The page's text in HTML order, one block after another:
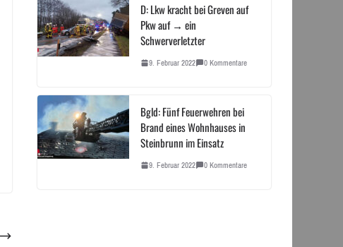
D: Lkw kracht bei Greven auf
Pkw auf → ein
Schwerverletzter
9. Februar 2022 0 Kommentare
Bgld: Fünf Feuerwehren bei
Brand eines Wohnhauses in
Steinbrunn im Einsatz
9. Februar 2022 0 Kommentare